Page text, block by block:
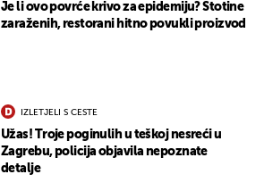
Je li ovo povrće krivo za epidemiju? Stotine
zaraženih, restorani hitno povukli proizvod
IZLETJELI S CESTE
Užas! Troje poginulih u teškoj nesreći u
Zagrebu, policija objavila nepoznate
detalje